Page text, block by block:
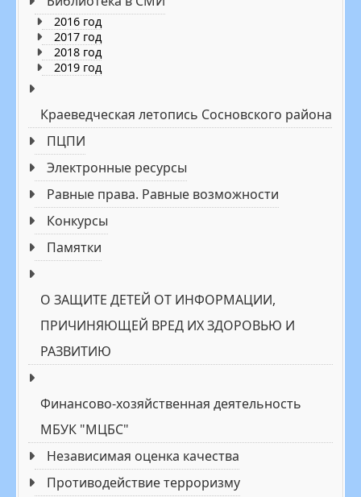
2016 год
2017 год
2018 год
2019 год
Краеведческая летопись Сосновского района
ПЦПИ
Электронные реcурсы
Равные права. Равные возможности
Конкурсы
Памятки
О ЗАЩИТЕ ДЕТЕЙ ОТ ИНФОРМАЦИИ,
ПРИЧИНЯЮЩЕЙ ВРЕД ИХ ЗДОРОВЬЮ И
РАЗВИТИЮ
Финансово-хозяйственная деятельность
МБУК "МЦБС"
Независимая оценка качества
Противодействие терроризму